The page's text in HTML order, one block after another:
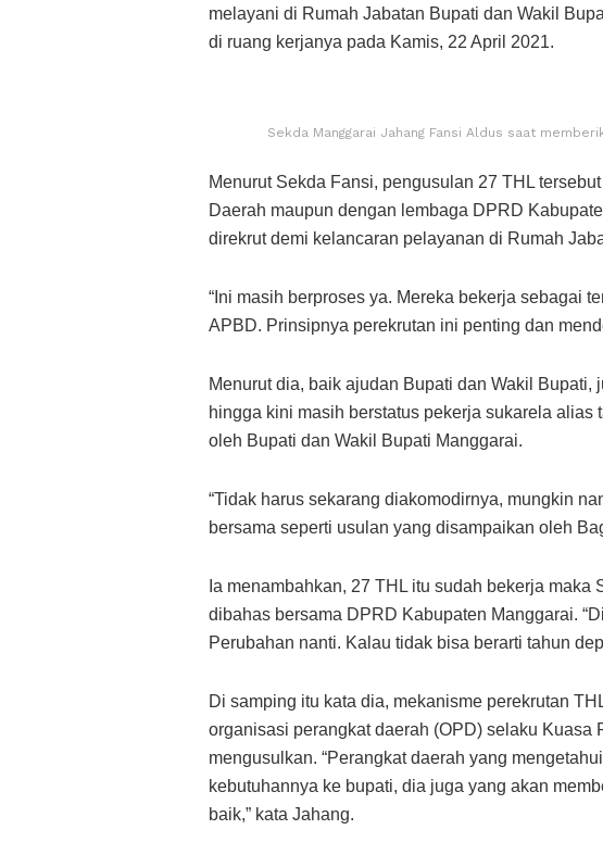
melayani di Rumah Jabatan Bupati dan Wakil
di ruang kerjanya pada Kamis, 22 April 2021.
Sekda Manggarai Jahang Fansi Aldus saat
Menurut Sekda Fansi, pengusulan 27 THL
Daerah maupun dengan lembaga DPRD
direkrut demi kelancaran pelayanan di Rumah
“Ini masih berproses ya. Mereka bekerja sebagai
APBD. Prinsipnya perekrutan ini penting dan
Menurut dia, baik ajudan Bupati dan Wakil Bupati,
hingga kini masih berstatus pekerja sukarela
oleh Bupati dan Wakil Bupati Manggarai.
“Tidak harus sekarang diakomodirnya, mungkin
bersama seperti usulan yang disampaikan oleh
Ia menambahkan, 27 THL itu sudah bekerja
dibahas bersama DPRD Kabupaten Manggarai.
Perubahan nanti. Kalau tidak bisa berarti tahun
Di samping itu kata dia, mekanisme perekrutan
organisasi perangkat daerah (OPD) selaku Kuasa
mengusulkan. “Perangkat daerah yang
kebutuhannya ke bupati, dia juga yang akan
baik,” kata Jahang.